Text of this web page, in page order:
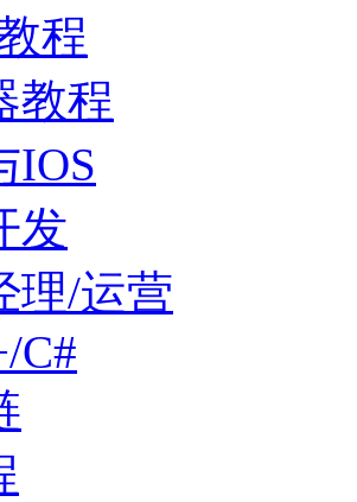
程
教程
IOS
发
理/运营
C#